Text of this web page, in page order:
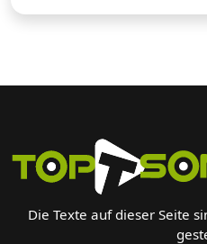
Die Texte auf dieser Seite